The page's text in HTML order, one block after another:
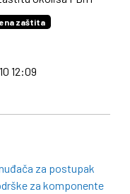
zaštita
12:09
za postupak
za komponente